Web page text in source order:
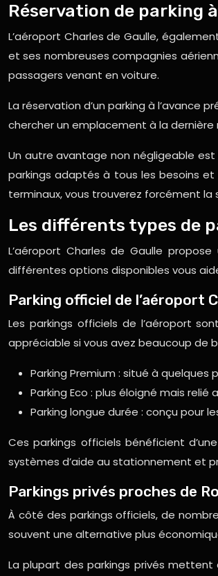
Réservation de parking
L’aéroport Charles de Gaulle,
et ses nombreuses compagnies
passagers venant en voiture.
La réservation d’un parking à l’avance
chercher un emplacement à la
Un autre avantage non négligeable
parkings adaptés à tous les besoins
terminaux, vous trouverez forcément la
Les différents types de
L’aéroport Charles de Gaulle
différentes options disponibles vous
Parking officiel de l’aéroport
Les parkings officiels de l’aéroport
appréciable si vous avez beaucoup de
Parking Premium : situé à quelques
Parking Eco : plus éloigné mais
Parking longue durée : conçu pour
Ces parkings officiels bénéficient
systèmes d’aide au stationnement et
Parkings privés proches de
À côté des parkings officiels, de
souvent une alternative plus
La plupart des parkings privés